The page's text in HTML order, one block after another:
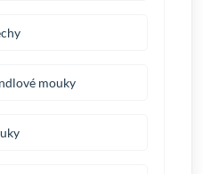
mouky